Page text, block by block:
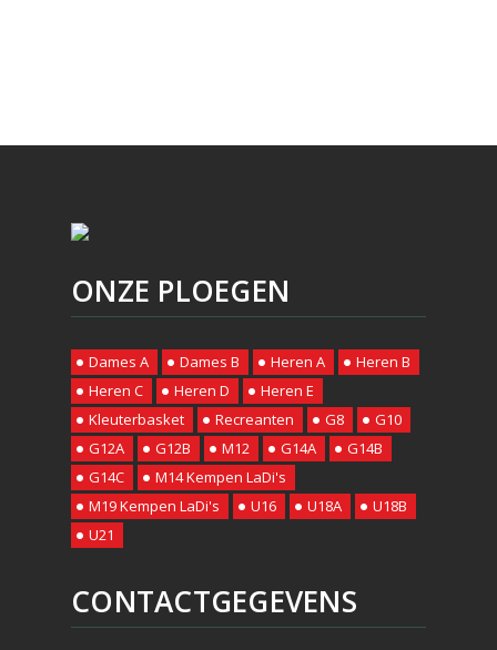
ONZE PLOEGEN
Dames A Dames B Heren A
Heren B
Heren C
Heren D
Heren E
Kleuterbasket
Recreanten G8
G10
G12A
G12B M12 G14A
G14B
G14C
M14 Kempen LaDi's
M19 Kempen LaDi's
U16 U18A
U18B
U21
CONTACTGEGEVENS